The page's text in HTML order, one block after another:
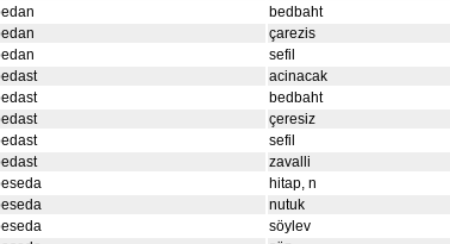
bedbaht
çarezis
sefil
acinacak
bedbaht
çeresiz
sefil
zavalli
hitap, n
nutuk
söylev